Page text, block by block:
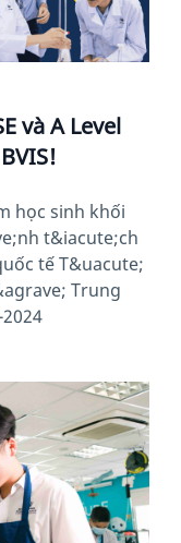
và A Level
học sinh khối
t&iacute;ch
tế T&uacute;
Trung